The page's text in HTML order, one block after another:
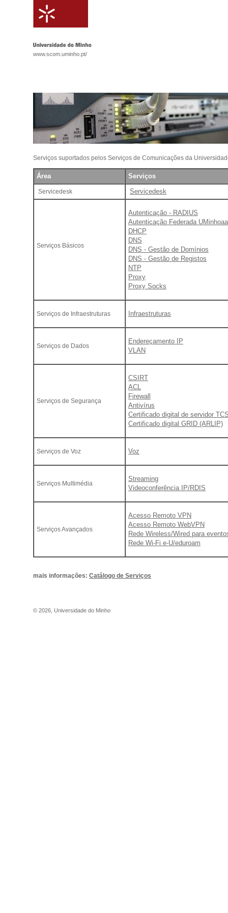
www.scom.uminho.pt/
Serviços suportados pelos Serviços de Comunicações da
Área Serviços
Servicedesk Servicedesk
Serviços Básicos
Autenticação - RADIUS
Autenticação Federada
DHCP
DNS
DNS - Gestão de Domínios
DNS - Gestão de Registos
NTP
Proxy
Proxy Socks
Serviços de Infraestruturas Infraestruturas
Serviços de Dados
Endereçamento IP
VLAN
Serviços de Segurança
CSIRT
ACL
Firewall
Antivírus
Certificado digital de servidor
Certificado digital GRID (ARLIP)
Serviços de Voz Voz
Serviços Multimédia
Streaming
Videoconferência IP/RDIS
Serviços Avançados
Acesso Remoto VPN
Acesso Remoto WebVPN
Rede Wireless/Wired para
Rede Wi-Fi e-U/eduroam
mais informações: Catálogo de Serviços
© 2026 Universidade do Minho